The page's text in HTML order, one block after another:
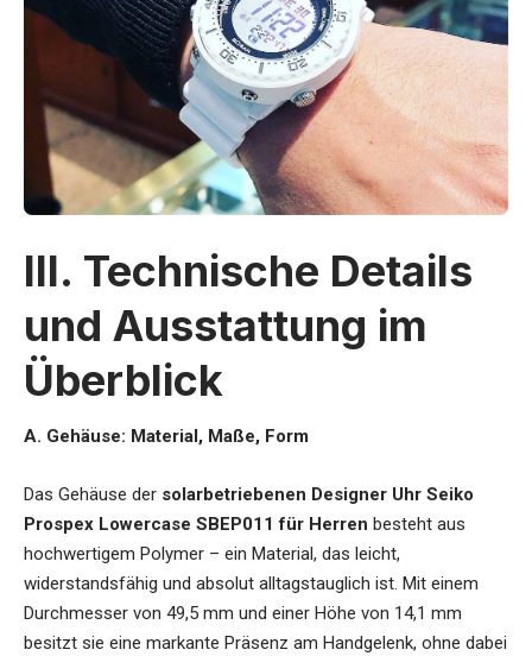
III. Technische Details
und Ausstattung im
Überblick
A. Gehäuse: Material, Maße, Form
Das Gehäuse der solarbetriebenen Designer Uhr Seiko
Prospex Lowercase SBEP011 für Herren besteht aus
hochwertigem Polymer – ein Material, das leicht,
widerstandsfähig und absolut alltagstauglich ist. Mit einem
Durchmesser von 49,5 mm und einer Höhe von 14,1 mm
besitzt sie eine markante Präsenz am Handgelenk, ohne dabei